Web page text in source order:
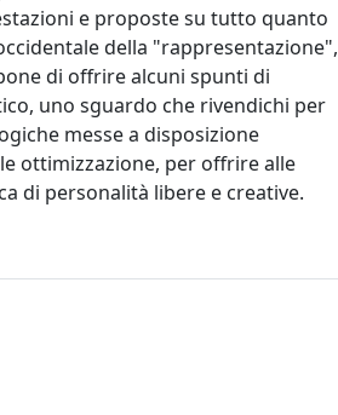
e proposte su tutto quanto
della "rappresentazione",
di offrire alcuni spunti di
uno sguardo che rivendichi per
messe a disposizione
ottimizzazione, per offrire alle
di personalità libere e creative.